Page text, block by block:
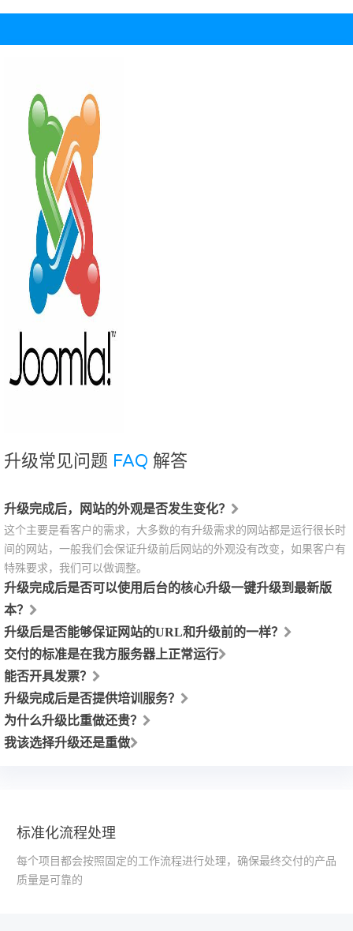
升级常见问题 FAQ 解答
升级完成后，网站的外观是否发生变化？
这个主要是看客户的需求，大多数的有升级需求的网站都是运行很长时
间的网站，一般我们会保证升级前后网站的外观没有改变，如果客户有
特殊要求，我们可以做调整。
升级完成后是否可以使用后台的核心升级一键升级到最新版
本？
升级后是否能够保证网站的URL和升级前的一样？
交付的标准是在我方服务器上正常运行
能否开具发票？
升级完成后是否提供培训服务？
为什么升级比重做还贵？
我该选择升级还是重做
标准化流程处理
每个项目都会按照固定的工作流程进行处理，确保最终交付的产品
质量是可靠的